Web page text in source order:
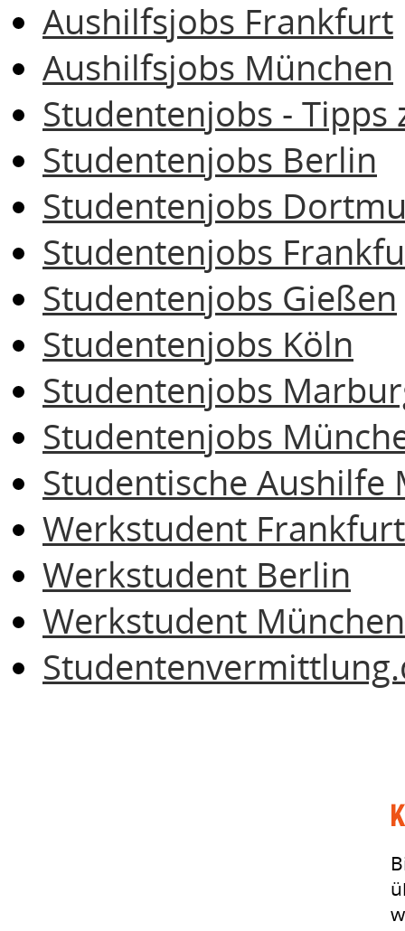
Aushilfsjobs Frankfurt
Aushilfsjobs München
Studentenjobs - Tipps
Studentenjobs Berlin
Studentenjobs
Studentenjobs
Studentenjobs Gießen
Studentenjobs Köln
Studentenjobs
Studentenjobs
Studentische Aushilfe
Werkstudent Frankfurt
Werkstudent Berlin
Werkstudent München